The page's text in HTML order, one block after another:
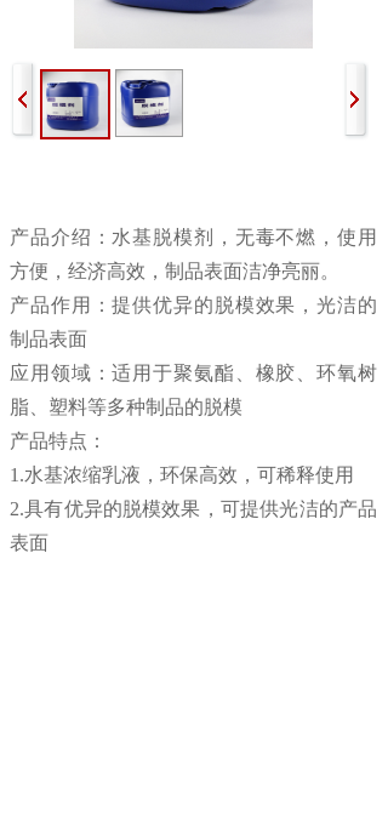
产品介绍： 水基脱模剂，无毒不燃，使用
方便，经济高效，制品表面洁净亮丽。
产品作用：提供优异的脱模效果，光洁的
制品表面
应用领域：适用于聚氨酯、橡胶、环氧树
脂、塑料等多种制品的脱模
产品特点：
1.水基浓缩乳液，环保高效，可稀释使用
2.具有优异的脱模效果，可提供光洁的产品
表面